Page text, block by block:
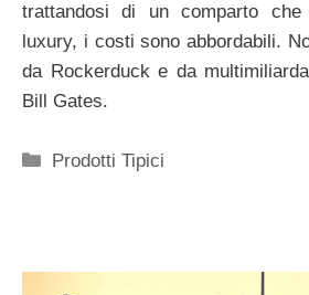
trattandosi di un comparto che
luxury, i costi sono abbordabili.
da Rockerduck e da
Bill Gates.
Categorie
Prodotti Tipici